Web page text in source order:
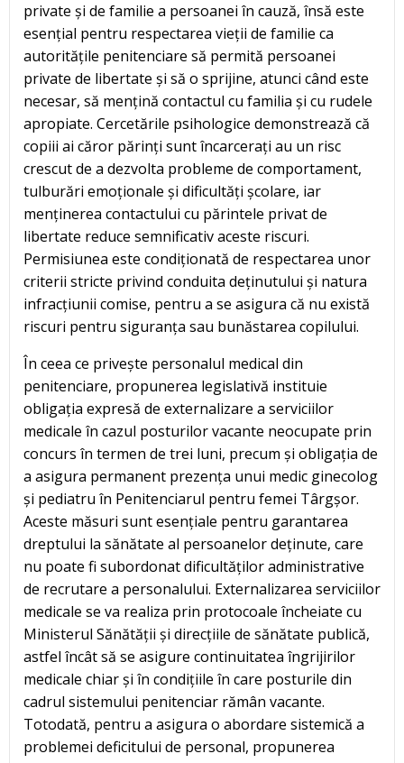
private și de familie a persoanei în cauză, însă este
esențial pentru respectarea vieții de familie ca
autoritățile penitenciare să permită persoanei
private de libertate și să o sprijine, atunci când este
necesar, să mențină contactul cu familia și cu rudele
apropiate. Cercetările psihologice demonstrează că
copiii ai căror părinți sunt încarcerați au un risc
crescut de a dezvolta probleme de comportament,
tulburări emoționale și dificultăți școlare, iar
menținerea contactului cu părintele privat de
libertate reduce semnificativ aceste riscuri.
Permisiunea este condiționată de respectarea unor
criterii stricte privind conduita deținutului și natura
infracțiunii comise, pentru a se asigura că nu există
riscuri pentru siguranța sau bunăstarea copilului.
În ceea ce privește personalul medical din
penitenciare, propunerea legislativă instituie
obligația expresă de externalizare a serviciilor
medicale în cazul posturilor vacante neocupate prin
concurs în termen de trei luni, precum și obligația de
a asigura permanent prezența unui medic ginecolog
și pediatru în Penitenciarul pentru femei Târgșor.
Aceste măsuri sunt esențiale pentru garantarea
dreptului la sănătate al persoanelor deținute, care
nu poate fi subordonat dificultăților administrative
de recrutare a personalului. Externalizarea serviciilor
medicale se va realiza prin protocoale încheiate cu
Ministerul Sănătății și direcțiile de sănătate publică,
astfel încât să se asigure continuitatea îngrijirilor
medicale chiar și în condițiile în care posturile din
cadrul sistemului penitenciar rămân vacante.
Totodată, pentru a asigura o abordare sistemică a
problemei deficitului de personal, propunerea